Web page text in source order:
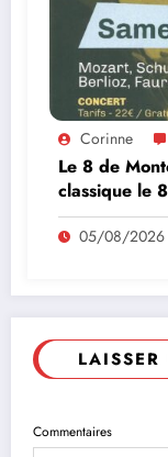
Corinne
Le 8 de
classique le
05/08/2026
Commentaires